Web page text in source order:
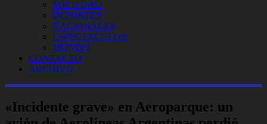
SOCIEDAD
DEPORTES
NACIONALES
ESPECTACULOS
MUNDO
CONTACTO
ARCHIVO
«Incidente grave» en Aeroparque: un